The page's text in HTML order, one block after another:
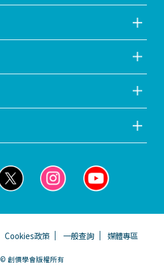
Cookies政策 一般查詢 媒體專區
© 創價學會版權所有